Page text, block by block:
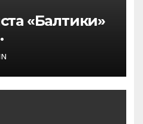
«Балтики»
сборную
по версии
МАТЧ